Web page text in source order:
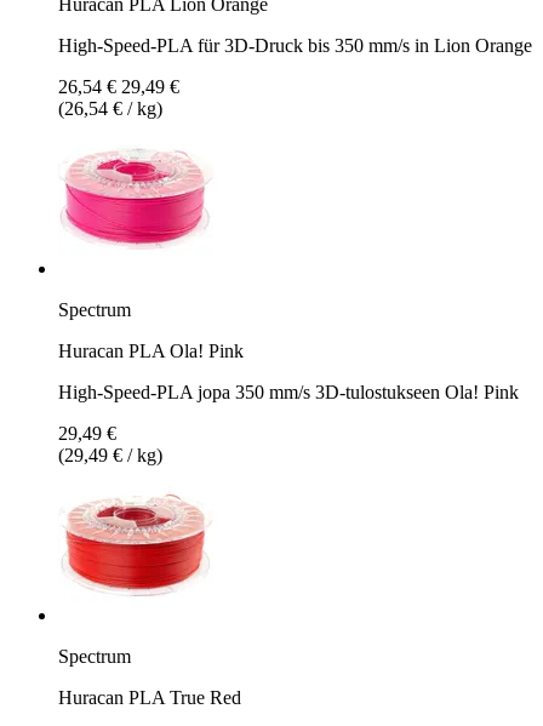
High-Speed-PLA für 3D-Druck bis 350 mm/s in Lion Orange
26,54 € 29,49 €
(26,54 € / kg)
Spectrum
Huracan PLA Ola! Pink
High-Speed-PLA jopa 350 mm/s 3D-tulostukseen Ola! Pink
29,49 €
(29,49 € / kg)
Spectrum
Huracan PLA True Red